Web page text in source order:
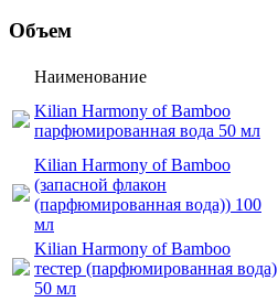
Объем
Наименование
Kilian Harmony of Bamboo
парфюмированная вода 50 мл
Kilian Harmony of Bamboo
(запасной флакон
(парфюмированная вода)) 100
мл
Kilian Harmony of Bamboo
тестер (парфюмированная вода)
50 мл